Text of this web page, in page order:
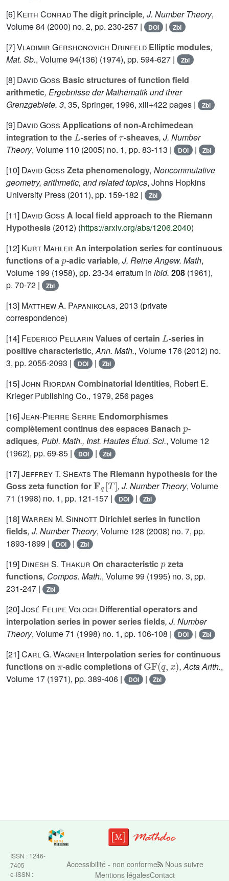
[6] Keith ConradThe digit principle, J. Number Theory,
Volume 84 (2000) no. 2, pp. 230-257 | DOI | Zbl
[7]Vladimir Gershonovich Drinfeld Elliptic modules,
Mat. Sb., Volume 94(136) (1974), pp. 594-627 | Zbl
[8] David Goss Basic structures of function field
arithmetic, Ergebnisse der Mathematik und ihrer
Grenzgebiete. 3, 35, Springer, 1996, xiii+422 pages | Zbl
[9] David Goss Applications of non-Archimedean
integration to the
L
-series of
τ
-sheaves, J. Number
Theory, Volume 110 (2005) no. 1, pp. 83-113 | DOI | Zbl
[10] David Goss Zeta phenomenology, Noncommutative
geometry, arithmetic, and related topics, Johns Hopkins
University Press (2011), pp. 159-182 |
Zbl
[11] David Goss A local field approach to the Riemann
Hypothesis (2012) (https://arxiv.org/abs/1206.2040)
[12] Kurt Mahler An interpolation series for continuous
functions of a
p
-adic variable, J. Reine Angew. Math,
Volume 199 (1958), pp. 23-34 erratum in ibid. 208 (1961),
p. 70-72 |
Zbl
[13] Matthew A. Papanikolas, 2013 (private
correspondence)
[14] Federico Pellarin Values of certain
-series in
positive characteristic, Ann. Math., Volume 176 (2012) no.
3, pp. 2055-2093 |
DOI | Zbl
[15]John Riordan Combinatorial Identities, Robert E.
Krieger Publishing Co., 1979, 256 pages
[16]Jean-Pierre Serre Endomorphismes
complètement continus des espaces Banach
-
adiques, Publ. Math., Inst. Hautes Étud. Sci., Volume 12
(1962), pp. 69-85 |
DOI | Zbl
[17]Jeffrey T. Sheats The Riemann hypothesis for the
Goss zeta function for
Fq[T]
, J. Number Theory, Volume
71 (1998) no. 1, pp. 121-157 | DOI | Zbl
[18]Warren M. Sinnott Dirichlet series in function
fields, J. Number Theory, Volume 128 (2008) no. 7, pp.
1893-1899 |
DOI | Zbl
[19] Dinesh S. Thakur On characteristic zeta
functions, Compos. Math., Volume 99 (1995) no. 3, pp.
231-247 |
Zbl
[20]José Felipe Voloch Differential operators and
interpolation series in power series fields, J. Number
Theory, Volume 71 (1998) no. 1, pp. 106-108 | DOI | Zbl
[21]Carl G. Wagner Interpolation series for continuous
functions on
π
-adic completions of
GF(q,x)
, Acta Arith.,
Volume 17 (1971), pp. 389-406 | DOI | Zbl
ISSN : 1246-
7405
e-ISSN :
Accessibilité - non conforme Nous suivre
Mentions légalesContact